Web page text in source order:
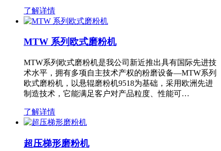
了解详情
MTW 系列欧式磨粉机
MTW系列欧式磨粉机是我公司新近推出具有国际先进技
术水平，拥有多项自主技术产权的粉磨设备—MTW系列
欧式磨粉机，以悬辊磨粉机9518为基础，采用欧洲先进
制造技术，它能满足客户对产品粒度、性能可…
了解详情
超压梯形磨粉机